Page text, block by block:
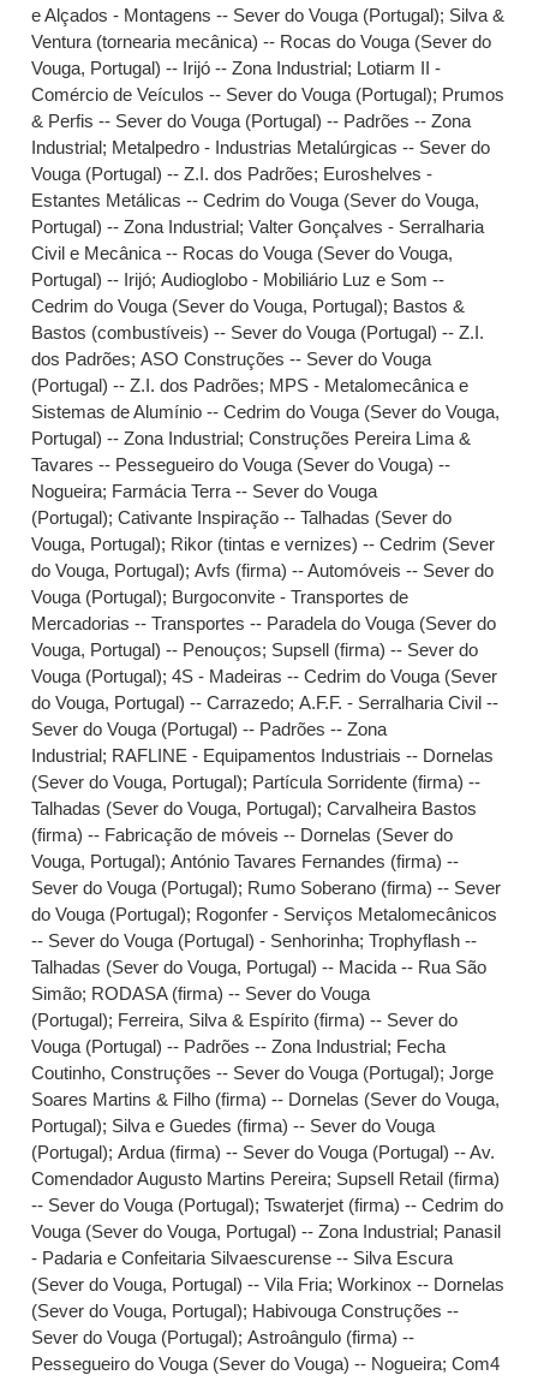
e Alçados - Montagens -- Sever do Vouga (Portugal); Silva &
Ventura (tornearia mecânica) -- Rocas do Vouga (Sever do
Vouga, Portugal) -- Irijó -- Zona Industrial; Lotiarm II -
Comércio de Veículos -- Sever do Vouga (Portugal); Prumos
& Perfis -- Sever do Vouga (Portugal) -- Padrões -- Zona
Industrial; Metalpedro - Industrias Metalúrgicas -- Sever do
Vouga (Portugal) -- Z.I. dos Padrões; Euroshelves -
Estantes Metálicas -- Cedrim do Vouga (Sever do Vouga,
Portugal) -- Zona Industrial;Valter Gonçalves - Serralharia
Civil e Mecânica -- Rocas do Vouga (Sever do Vouga,
Portugal) -- Irijó;Audioglobo - Mobiliário Luz e Som --
Cedrim do Vouga (Sever do Vouga, Portugal); Bastos &
Bastos (combustíveis) -- Sever do Vouga (Portugal) -- Z.I.
dos Padrões;ASO Construções -- Sever do Vouga
(Portugal) -- Z.I. dos Padrões; MPS - Metalomecânica e
Sistemas de Alumínio -- Cedrim do Vouga (Sever do Vouga,
Portugal) -- Zona Industrial;Construções Pereira Lima &
Tavares -- Pessegueiro do Vouga (Sever do Vouga) --
Nogueira; Farmácia Terra -- Sever do Vouga
(Portugal);Cativante Inspiração -- Talhadas (Sever do
Vouga, Portugal); Rikor (tintas e vernizes) -- Cedrim (Sever
do Vouga, Portugal);Avfs (firma) -- Automóveis -- Sever do
Vouga (Portugal); Burgoconvite - Transportes de
Mercadorias -- Transportes -- Paradela do Vouga (Sever do
Vouga, Portugal) -- Penouços; Supsell (firma) -- Sever do
Vouga (Portugal);4S - Madeiras -- Cedrim do Vouga (Sever
do Vouga, Portugal) -- Carrazedo;A.F.F. - Serralharia Civil --
Sever do Vouga (Portugal) -- Padrões -- Zona
Industrial; RAFLINE - Equipamentos Industriais -- Dornelas
(Sever do Vouga, Portugal); Partícula Sorridente (firma) --
Talhadas (Sever do Vouga, Portugal);Carvalheira Bastos
(firma) -- Fabricação de móveis -- Dornelas (Sever do
Vouga, Portugal);António Tavares Fernandes (firma) --
Sever do Vouga (Portugal); Rumo Soberano (firma) -- Sever
do Vouga (Portugal); Rogonfer - Serviços Metalomecânicos
-- Sever do Vouga (Portugal) - Senhorinha;Trophyflash --
Talhadas (Sever do Vouga, Portugal) -- Macida -- Rua São
Simão; RODASA (firma) -- Sever do Vouga
(Portugal); Ferreira, Silva & Espírito (firma) -- Sever do
Vouga (Portugal) -- Padrões -- Zona Industrial; Fecha
Coutinho, Construções -- Sever do Vouga (Portugal);Jorge
Soares Martins & Filho (firma) -- Dornelas (Sever do Vouga,
Portugal); Silva e Guedes (firma) -- Sever do Vouga
(Portugal);Ardua (firma) -- Sever do Vouga (Portugal) -- Av.
Comendador Augusto Martins Pereira; Supsell Retail (firma)
-- Sever do Vouga (Portugal);Tswaterjet (firma) -- Cedrim do
Vouga (Sever do Vouga, Portugal) -- Zona Industrial; Panasil
- Padaria e Confeitaria Silvaescurense -- Silva Escura
(Sever do Vouga, Portugal) -- Vila Fria;Workinox -- Dornelas
(Sever do Vouga, Portugal); Habivouga Construções --
Sever do Vouga (Portugal);Astroângulo (firma) --
Pessegueiro do Vouga (Sever do Vouga) -- Nogueira;Com4